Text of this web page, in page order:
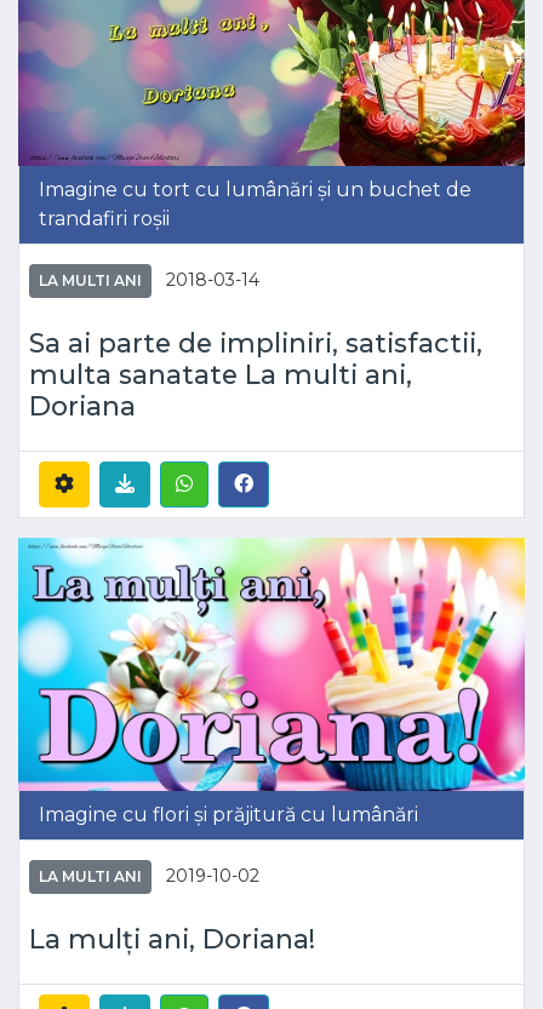
Imagine cu tort cu lumânări și un buchet de
trandafiri roșii
LA MULTI ANI 2018-03-14
Sa ai parte de impliniri, satisfactii,
multa sanatate La multi ani,
Doriana
Imagine cu flori și prăjitură cu lumânări
LA MULTI ANI 2019-10-02
La mulți ani, Doriana!